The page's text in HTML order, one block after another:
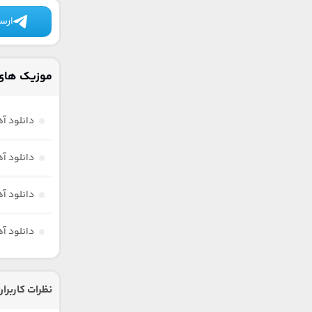
موزیک
دانلود
دانلود
دانلود
دانلود
نظرات